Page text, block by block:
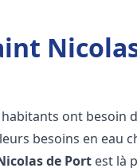
habitants ont besoin
besoins en eau
de Port est là